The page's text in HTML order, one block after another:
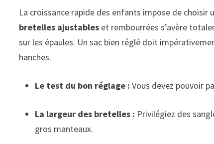
La croissance rapide des enfants impose de choisir
bretelles ajustables et rembourrées s’avère
sur les épaules. Un sac bien réglé doit
hanches.
Le test du bon réglage : Vous devez pouvoir
La largeur des bretelles : Privilégiez des
gros manteaux.